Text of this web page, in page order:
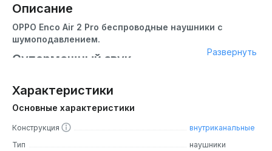
Описание
OPPO Enco Air 2 Pro беспроводные наушники с
шумоподавлением.
Супермощный звук
Они способны передавать более глубокие басы, имеют
широкий звуковой диапазон, создавая на месте эффект
полного погружения. Сохраняют мельчайшие детали
звука даже при резком увеличении мощности.
Развернуть
Характеристики
Основные характеристики
Конструкция
внутриканальные
Тип
наушники